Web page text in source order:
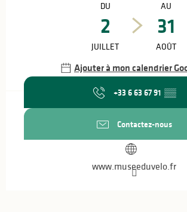
DU
2
JUILLET
AU
31
AOÛT
Ajouter à mon calendrier
+33 6 63 67 91 ▒▒
Contactez-nous
www.museeduvelo.fr